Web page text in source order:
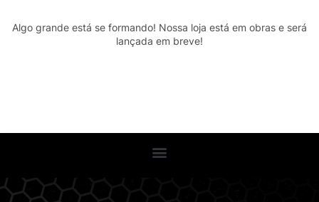
Algo grande está se formando! Nossa loja está em obras e será
lançada em breve!